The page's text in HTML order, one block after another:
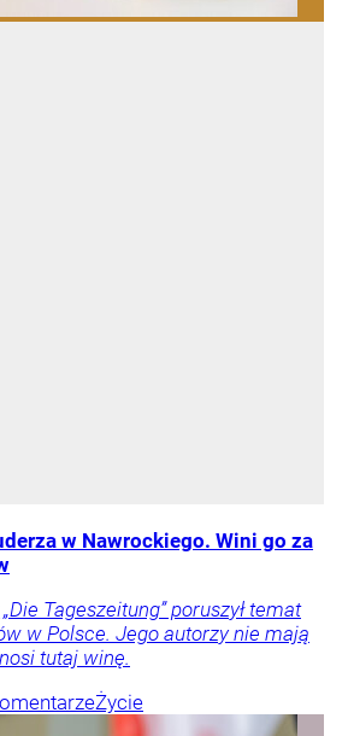
w Nawrockiego. Wini go za
Tageszeitung” poruszył temat
w Polsce. Jego autorzy nie mają
tutaj winę.
Życie